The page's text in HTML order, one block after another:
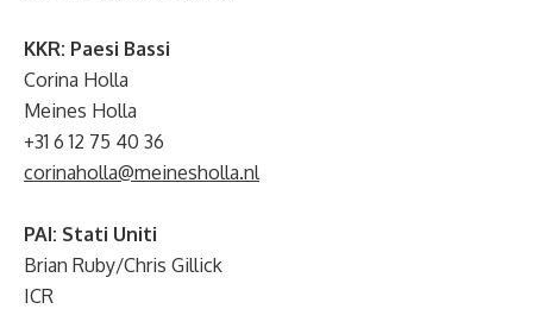
KKR: Paesi Bassi
Corina Holla
Meines Holla
+31 6 12 75 40 36
corinaholla@meinesholla.nl
PAI: Stati Uniti
Brian Ruby/Chris Gillick
ICR